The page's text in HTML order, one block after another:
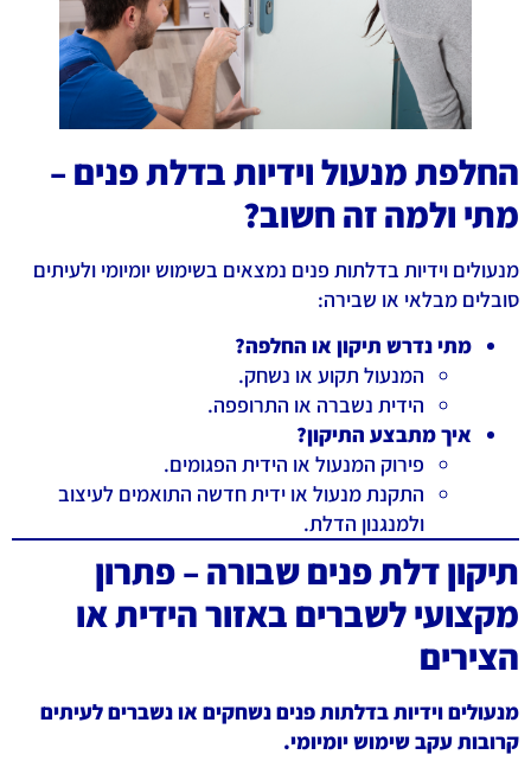
החלפת מנעול וידיות בדלת פנים –
מתי ולמה זה חשוב?
מנעולים וידיות בדלתות פנים נמצאים בשימוש יומיומי ולעיתים
סובלים מבלאי או שבירה:
מתי נדרש תיקון או החלפה?
המנעול תקוע או נשחק.
הידית נשברה או התרופפה.
איך מתבצע התיקון?
פירוק המנעול או הידית הפגומים.
התקנת מנעול או ידית חדשה התואמים לעיצוב
ולמנגנון הדלת.
תיקון דלת פנים שבורה – פתרון
מקצועי לשברים באזור הידית או
הצירים
מנעולים וידיות בדלתות פנים נשחקים או נשברים לעיתים
קרובות עקב שימוש יומיומי.